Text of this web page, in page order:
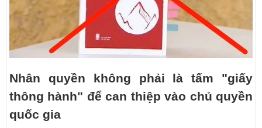
Nhân quyền không phải là tấm "giấy
thông hành" để can thiệp vào chủ quyền
quốc gia